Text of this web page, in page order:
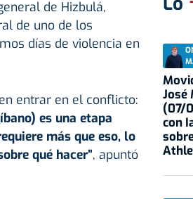
de Hizbulá,
de uno de los
días de violencia en
entrar en el conflicto:
es una etapa
más que eso, lo
qué hacer”, apuntó
José
(07/
con